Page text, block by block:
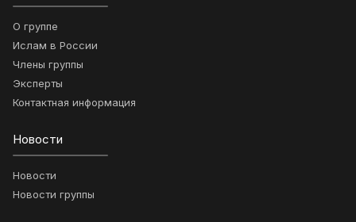
О группе
Ислам в России
Члены группы
Эксперты
Контактная информация
Новости
Новости
Новости группы